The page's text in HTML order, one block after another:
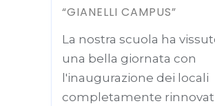
“GIANELLI CAMPUS”
La nostra scuola ha
una bella giornata con
l'inaugurazione dei locali
completamente